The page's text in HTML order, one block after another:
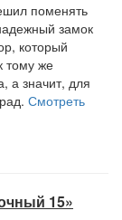
поменять
замок
который
тому же
а значит, для
Смотреть
15»